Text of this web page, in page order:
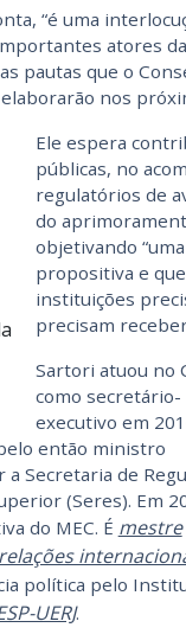
“é uma
atores
pautas que o
nos
Ele espera
públicas, no
regulatórios de
do
objetivando
propositiva e
instituições
precisam
Sartori atuou no
como secretário-
executivo em
então ministro
Secretaria de
(Seres). Em
do MEC. É mestre
relações
política pelo
UERJ.